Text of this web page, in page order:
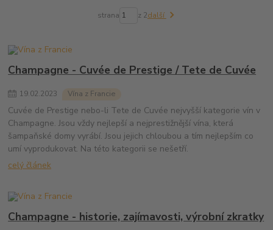
strana z 2další
Champagne - Cuvée de Prestige / Tete de Cuvée
19.02.2023 Vína z Francie
Cuvée de Prestige nebo-li Tete de Cuvée nejvyšší kategorie vín v
Champagne. Jsou vždy nejlepší a nejprestižnější vína, která
šampaňské domy vyrábí. Jsou jejich chloubou a tím nejlepším co
umí vyprodukovat. Na této kategorii se nešetří.
celý článek
Champagne - historie, zajímavosti, výrobní zkratky